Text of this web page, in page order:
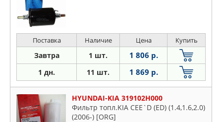
Поставка Наличие Цена Купить
Завтра 1 шт. 1 806 р.
1 дн. 11 шт. 1 869 р.
HYUNDAI-KIA 319102H000
Фильтр топл.KIA CEE`D (ED) (1.4,1.6,2.0)
(2006-) [ORG]